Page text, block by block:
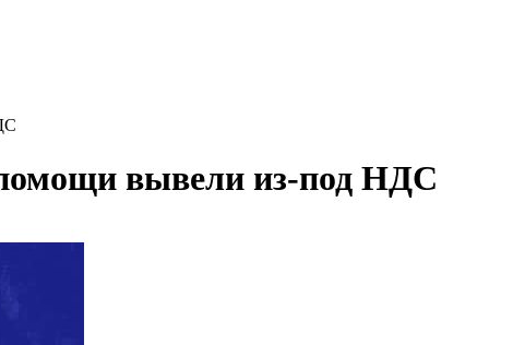
вывели из-под НДС